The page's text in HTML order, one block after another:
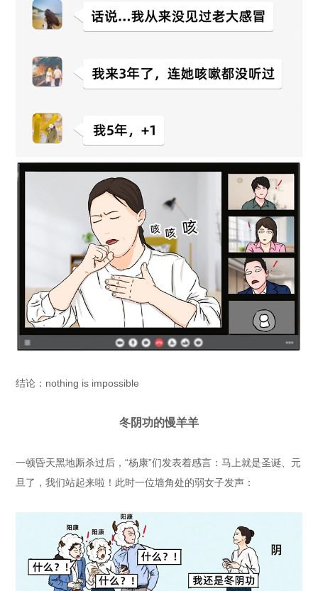
结论：nothing is impossible
冬阴功的慢羊羊
一顿昏天黑地厮杀过后，“杨康”们发表着感言：马上就是圣诞、元
旦了，我们站起来啦！此时一位墙角处的弱女子发声：